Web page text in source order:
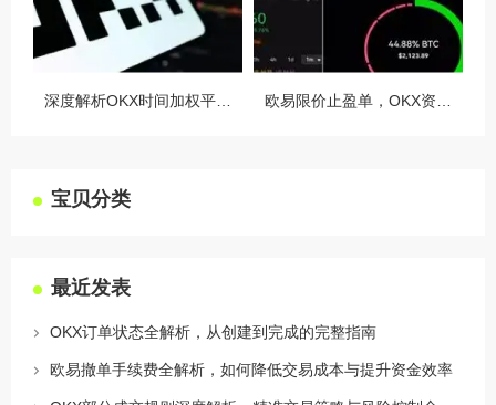
宝贝分类
最近发表
OKX订单状态全解析，从创建到完成的完整指南
欧易撤单手续费全解析，如何降低交易成本与提升资金效率